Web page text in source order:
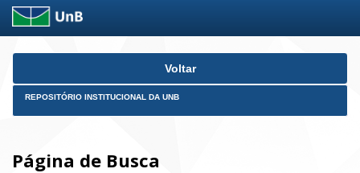
Skip
Voltar
REPOSITÓRIO INSTITUCIONAL DA UNB
Página de Busca